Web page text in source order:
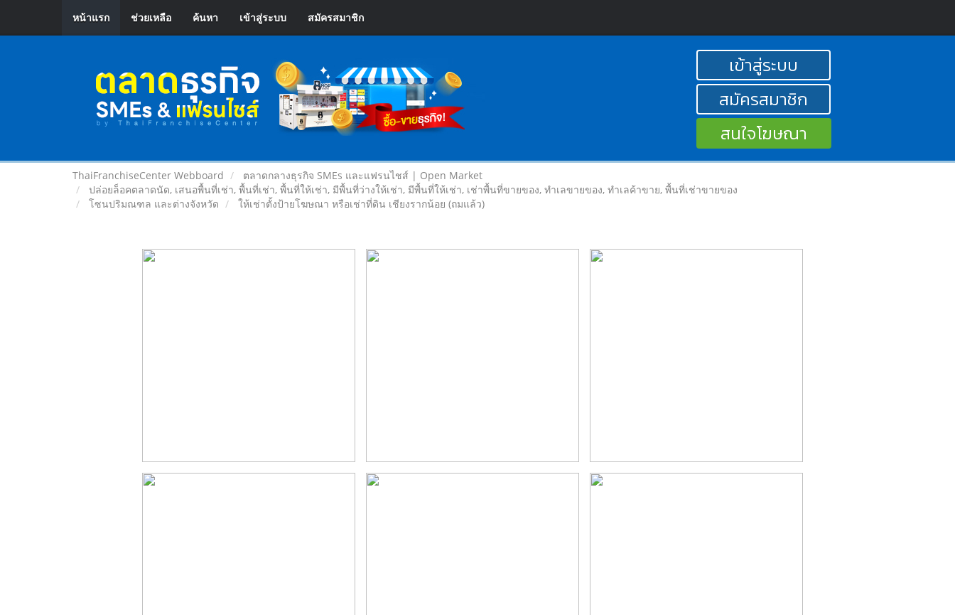
หน้าแรก ช่วยเหลือ ค้นหา เข้าสู่ระบบ สมัครสมาชิก
เข้าสู่ระบบ
สมัครสมาชิก
สนใจโฆษณา
ThaiFranchiseCenter Webboard
ตลาดกลางธุรกิจ SMEs และแฟรนไชส์ | Open Market
ปล่อยล็อคตลาดนัด, เสนอพื้นที่เช่า, พื้นที่เช่า, พื้นที่ให้เช่า, มีพื้นที่ว่างให้เช่า, มีพื้นที่ให้เช่า, เช่าพื้นที่ขายของ, ทําเลขายของ, ทำเลค้าขาย, พื้นที่เช่าขายของ
โซนปริมณฑล และต่างจังหวัด
ให้เช่าตั้งป้ายโฆษณา หรือเช่าที่ดิน เชียงรากน้อย (ถมแล้ว)